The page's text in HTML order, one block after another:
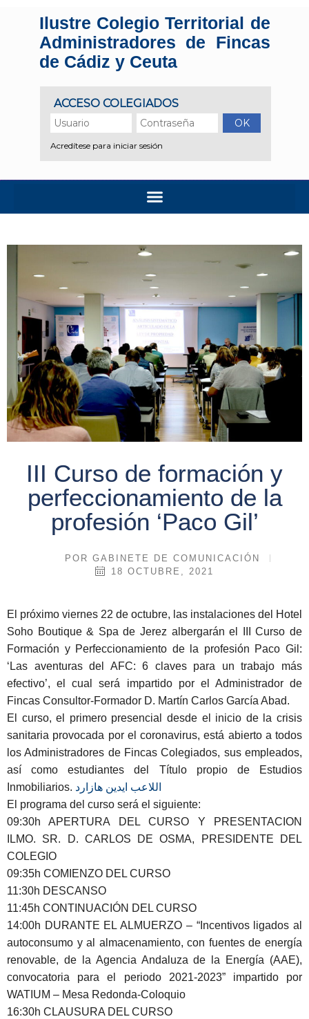
Ilustre Colegio Territorial de
Administradores de Fincas
de Cádiz y Ceuta
III Curso de formación y
perfeccionamiento de la
profesión ‘Paco Gil’
POR GABINETE DE COMUNICACIÓN
18 OCTUBRE, 2021
El próximo viernes 22 de octubre, las instalaciones del Hotel
Soho Boutique & Spa de Jerez albergarán el III Curso de
Formación y Perfeccionamiento de la profesión Paco Gil:
‘Las aventuras del AFC: 6 claves para un trabajo más
efectivo’, el cual será impartido por el Administrador de
Fincas Consultor-Formador D. Martín Carlos García Abad.
El curso, el primero presencial desde el inicio de la crisis
sanitaria provocada por el coronavirus, está abierto a todos
los Administradores de Fincas Colegiados, sus empleados,
así como estudiantes del Título propio de Estudios
Inmobiliarios. اللاعب ايدين هازارد
El programa del curso será el siguiente:
09:30h APERTURA DEL CURSO Y PRESENTACION
ILMO. SR. D. CARLOS DE OSMA, PRESIDENTE DEL
COLEGIO
09:35h COMIENZO DEL CURSO
11:30h DESCANSO
11:45h CONTINUACIÓN DEL CURSO
14:00h DURANTE EL ALMUERZO – “Incentivos ligados al
autoconsumo y al almacenamiento, con fuentes de energía
renovable, de la Agencia Andaluza de la Energía (AAE),
convocatoria para el periodo 2021-2023” impartido por
WATIUM – Mesa Redonda-Coloquio
16:30h CLAUSURA DEL CURSO